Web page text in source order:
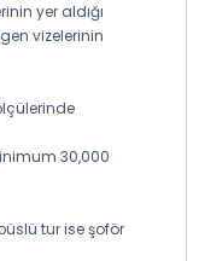
yer aldığı
vizelerinin
30,000
tur ise şoför